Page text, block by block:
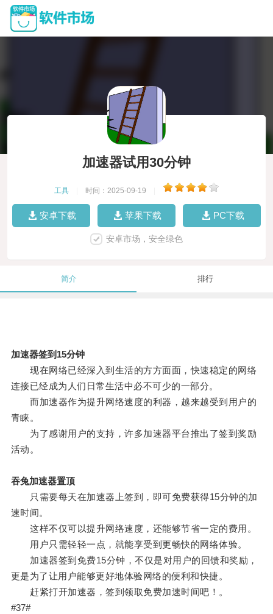
加速器试用30分钟
工具 时间：2025-09-19
安卓下载 苹果下载 PC下载
安卓市场，安全绿色
简介 排行
加速器签到15分钟
现在网络已经深入到生活的方方面面，快速稳定的网络
连接已经成为人们日常生活中必不可少的一部分。
而加速器作为提升网络速度的利器，越来越受到用户的
青睐。
为了感谢用户的支持，许多加速器平台推出了签到奖励
活动。
吞兔加速器置顶
只需要每天在加速器上签到，即可免费获得15分钟的加
速时间。
这样不仅可以提升网络速度，还能够节省一定的费用。
用户只需轻轻一点，就能享受到更畅快的网络体验。
加速器签到免费15分钟，不仅是对用户的回馈和奖励，
更是为了让用户能够更好地体验网络的便利和快捷。
赶紧打开加速器，签到领取免费加速时间吧！。
#37#